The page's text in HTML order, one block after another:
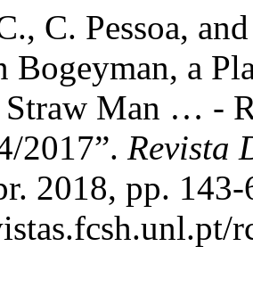
C. Pessoa,
Bogeyman, a
Straw Man … -
2017”. Revista
2018, pp. 143-